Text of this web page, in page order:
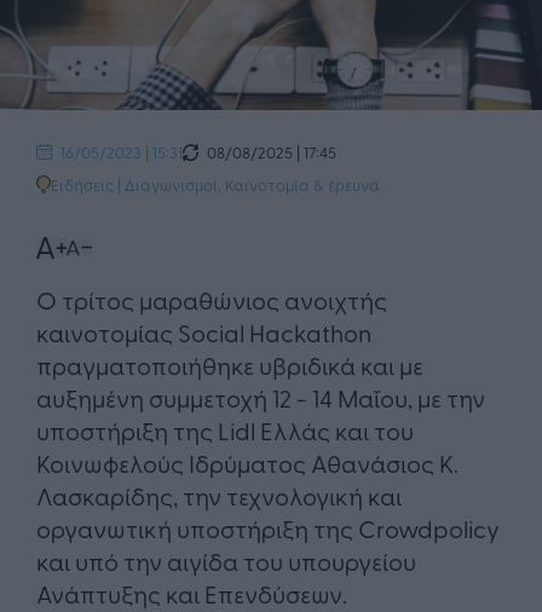
16/05/2023 | 15:31
08/08/2025 | 17:45
Ειδήσεις | Διαγωνισμοί Καινοτομία & έρευνα
Ο τρίτος μαραθώνιος ανοιχτής
καινοτομίας Social Hackathon
πραγματοποιήθηκε υβριδικά και με
αυξημένη συμμετοχή 12 - 14 Μαΐου, με την
υποστήριξη της Lidl Ελλάς και του
Κοινωφελούς Ιδρύματος Αθανάσιος Κ.
Λασκαρίδης, την τεχνολογική και
οργανωτική υποστήριξη της Crowdpolicy
και υπό την αιγίδα του υπουργείου
Ανάπτυξης και Επενδύσεων.